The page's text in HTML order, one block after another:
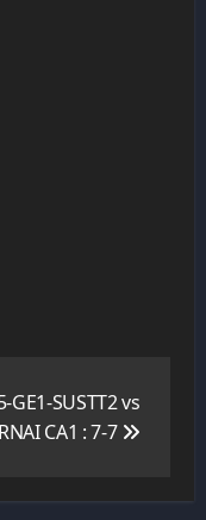
GE1-SUSTT2 vs
CA1 : 7-7